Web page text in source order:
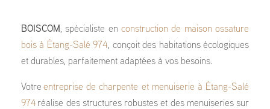
BOISCOM , spécialiste en construction de maison ossature
bois à Étang-Salé 974, conçoit des habitations écologiques
et durables, parfaitement adaptées à vos besoins.
Votreentreprise de charpente et menuiserie à Étang-Salé
974 réalise des structures robustes et des menuiseries sur